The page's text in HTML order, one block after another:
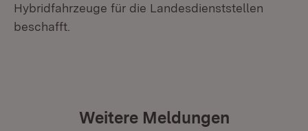
Hybridfahrzeuge für die Landesdienststellen
beschafft.
Weitere Meldungen